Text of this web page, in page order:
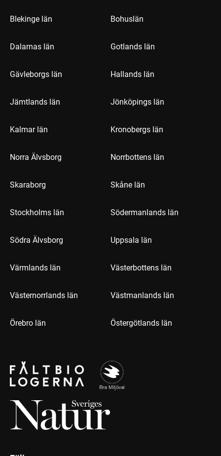
Blekinge län Bohuslän
Dalarnas län Gotlands län
Gävleborgs län Hallands län
Jämtlands län Jönköpings län
Kalmar län Kronobergs län
Norra Älvsborg Norrbottens län
Skaraborg Skåne län
Stockholms län Södermanlands län
Södra Älvsborg Uppsala län
Värmlands län Västerbottens län
Västernorrlands län Västmanlands län
Örebro län Östergötlands län